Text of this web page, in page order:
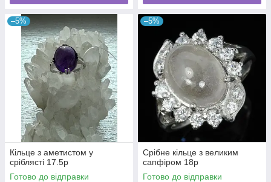
–5%
Кільце з аметистом у
сріблясті 17.5р
Готово до відправки
–5%
Срібне кільце з великим
сапфіром 18р
Готово до відправки